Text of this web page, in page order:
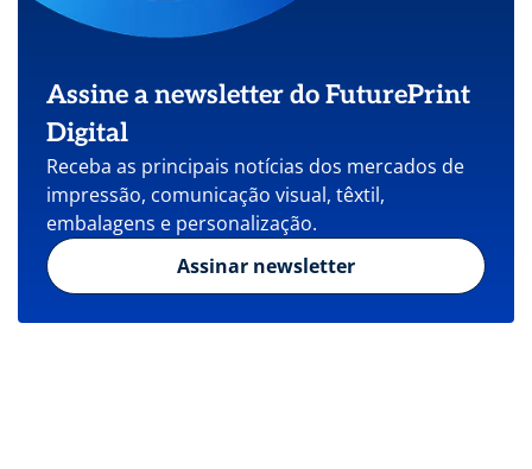
Assine a newsletter do FuturePrint
Digital
Receba as principais notícias dos mercados de
impressão, comunicação visual, têxtil,
embalagens e personalização.
Assinar newsletter